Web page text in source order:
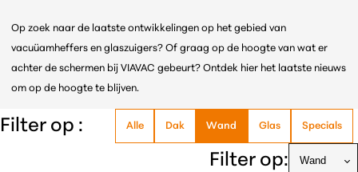
Op zoek naar de laatste ontwikkelingen op het gebied van
vacuüamheffers en glaszuigers? Of graag op de hoogte van wat er
achter de schermen bij VIAVAC gebeurt? Ontdek hier het laatste nieuws
om op de hoogte te blijven.
Filter op : Alle Dak Wand Glas Specials
Filter op: